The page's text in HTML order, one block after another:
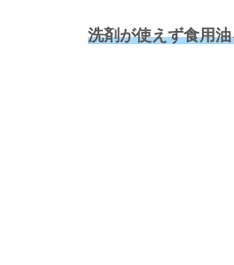
洗剤が使えず食用